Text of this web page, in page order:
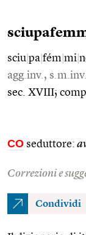
sciu pa fém mi
agg.inv., s.m.inv.
sec. XVIII;
CO seduttore:
Correzioni e
Condividi